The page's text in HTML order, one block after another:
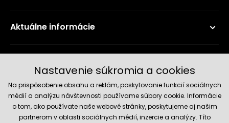
Aktuálne informácie
Nastavenie súkromia a cookies
Na prispôsobenie obsahu a reklám, poskytovanie funkcií sociálnych
médií a analýzu návštevnosti používame súbory cookie. Informácie
o tom, ako používate naše webové stránky, poskytujeme aj našim
partnerom v oblasti sociálnych médií, inzercie a analýzy. Títo